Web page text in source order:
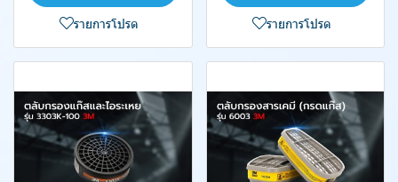
รายการโปรด รายการโปรด